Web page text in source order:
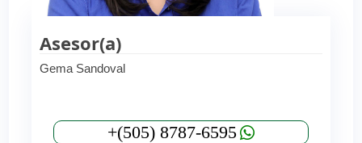
Asesor(a)
Gema Sandoval
+(505) 8787-6595